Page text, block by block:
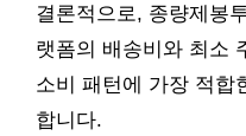
결론적으로, 종량제봉
랫폼의 배송비와 최소
소비 패턴에 가장 적합
합니다.